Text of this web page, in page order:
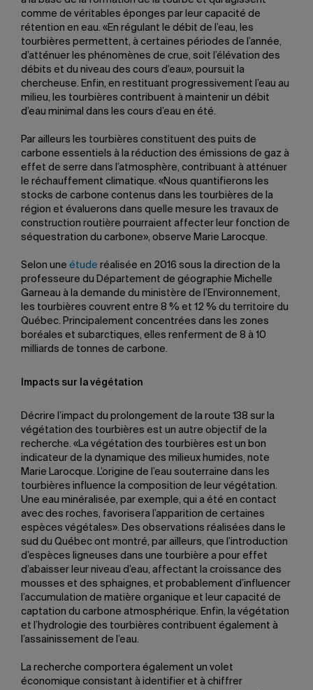
comme de véritables éponges par leur capacité de
rétention en eau. «En régulant le débit de l’eau, les
tourbières permettent, à certaines périodes de l’année,
d’atténuer les phénomènes de crue, soit l’élévation des
débits et du niveau des cours d’eau», poursuit la
chercheuse. Enfin, en restituant progressivement l’eau au
milieu, les tourbières contribuent à maintenir un débit
d’eau minimal dans les cours d’eau en été.
Par ailleurs les tourbières constituent des puits de
carbone essentiels à la réduction des émissions de gaz à
effet de serre dans l’atmosphère, contribuant à atténuer
le réchauffement climatique. «Nous quantifierons les
stocks de carbone contenus dans les tourbières de la
région et évaluerons dans quelle mesure les travaux de
construction routière pourraient affecter leur fonction de
séquestration du carbone», observe Marie Larocque.
Selon une étude réalisée en 2016 sous la direction de la
professeure du Département de géographie Michelle
Garneau à la demande du ministère de l’Environnement,
les tourbières couvrent entre 8 % et 12 % du territoire du
Québec. Principalement concentrées dans les zones
boréales et subarctiques, elles renferment de 8 à 10
milliards de tonnes de carbone.
Impacts sur la végétation
Décrire l’impact du prolongement de la route 138 sur la
végétation des tourbières est un autre objectif de la
recherche. «La végétation des tourbières est un bon
indicateur de la dynamique des milieux humides, note
Marie Larocque. L’origine de l’eau souterraine dans les
tourbières influence la composition de leur végétation.
Une eau minéralisée, par exemple, qui a été en contact
avec des roches, favorisera l’apparition de certaines
espèces végétales». Des observations réalisées dans le
sud du Québec ont montré, par ailleurs, que l’introduction
d’espèces ligneuses dans une tourbière a pour effet
d’abaisser leur niveau d’eau, affectant la croissance des
mousses et des sphaignes, et probablement d’influencer
l’accumulation de matière organique et leur capacité de
captation du carbone atmosphérique. Enfin, la végétation
et l’hydrologie des tourbières contribuent également à
l’assainissement de l’eau.
La recherche comportera également un volet
économique consistant à identifier et à chiffrer